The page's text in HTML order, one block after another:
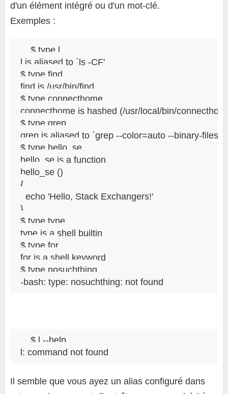
d'un élément intégré ou d'un mot-clé.
Exemples :
$ type l
l is aliased to `ls -CF'
$ type find
find is /usr/bin/find
$ type connecthome
connecthome is hashed (/usr/local/bin/
$ type grep
grep is aliased to `grep --color=auto --binary-
$ type hello_se
hello_se is a function
hello_se ()
{
  echo 'Hello, Stack Exchangers!'
}
$ type type
type is a shell builtin
$ type for
for is a shell keyword
$ type nosuchthing
$ l --help
Il semble que vous ayez un alias configuré dans